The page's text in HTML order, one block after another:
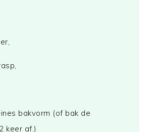
bakvorm (of bak de
2 keer af.)